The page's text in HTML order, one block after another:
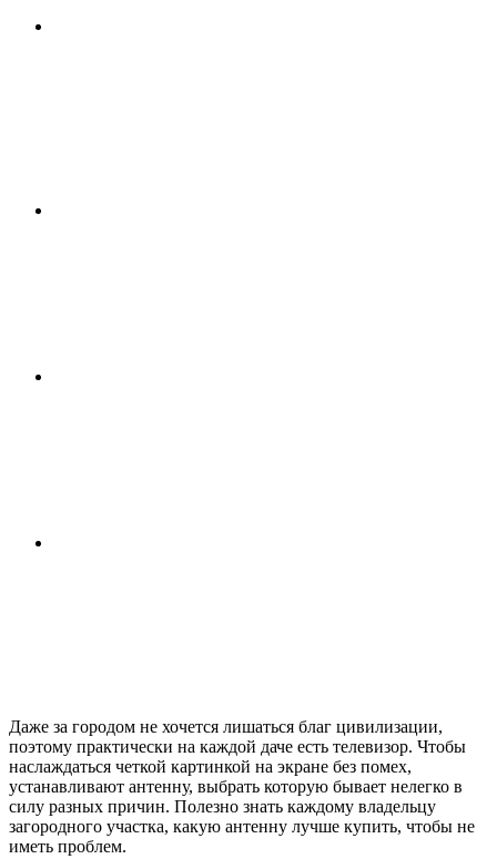
Даже за городом не хочется лишаться благ цивилизации,
поэтому практически на каждой даче есть телевизор. Чтобы
наслаждаться четкой картинкой на экране без помех,
устанавливают антенну, выбрать которую бывает нелегко в
силу разных причин. Полезно знать каждому владельцу
загородного участка, какую антенну лучше купить, чтобы не
иметь проблем.